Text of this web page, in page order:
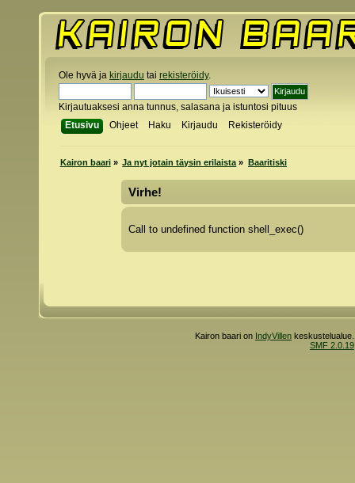
Ole hyvä ja kirjaudu tai rekisteröidy.
Kirjautuaksesi anna tunnus, salasana ja istuntosi pituus
Etusivu
Ohjeet Haku Kirjaudu Rekisteröidy
Kairon baari» Ja nyt jotain täysin erilaista » Baaritiski
Virhe!
Call to undefined function shell_exec()
Kairon baari on IndyVillen
SMF 2.0.19